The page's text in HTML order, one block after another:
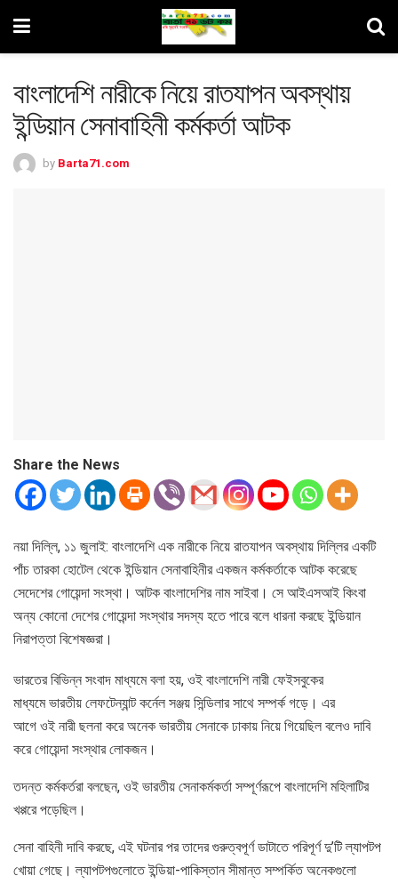
বাংলাদেশি নারীকে নিয়ে রাতযাপন অবস্থায়
ইন্ডিয়ান সেনাবাহিনী কর্মকর্তা আটক
by Barta71.com
Share the News
নয়া দিল্লি, ১১ জুলাই: বাংলাদেশি এক নারীকে নিয়ে রাতযাপন অবস্থায় দিল্লির একটি
পাঁচ তারকা হোটেল থেকে ইন্ডিয়ান সেনাবাহিনীর একজন কর্মকর্তাকে আটক করেছে
সেদেশের গোয়েন্দা সংস্থা। আটক বাংলাদেশির নাম সাইবা। সে আইএসআই কিংবা
অন্য কোনো দেশের গোয়েন্দা সংস্থার সদস্য হতে পারে বলে ধারনা করছে ইন্ডিয়ান
নিরাপত্তা বিশেষজ্ঞরা।
ভারতের বিভিন্ন সংবাদ মাধ্যমে বলা হয়, ওই বাংলাদেশি নারী ফেইসবুকের
মাধ্যমে ভারতীয় লেফটেন্যান্ট কর্নেল সঞ্জয় সিন্ডিলার সাথে সম্পর্ক গড়ে। এর
আগে ওই নারী ছলনা করে অনেক ভারতীয় সেনাকে ঢাকায় নিয়ে গিয়েছিল বলেও দাবি
করে গোয়েন্দা সংস্থার লোকজন।
তদন্ত কর্মকর্তরা বলছেন, ওই ভারতীয় সেনাকর্মকর্তা সম্পূর্ণরূপে বাংলাদেশি মহিলাটির
খপ্পরে পড়েছিল।
সেনা বাহিনী দাবি করছে, এই ঘটনার পর তাদের গুরুত্বপূর্ণ ডাটাতে পরিপূর্ণ দু’টি ল্যাপটপ
খোয়া গেছে। ল্যাপটপগুলোতে ইন্ডিয়া-পাকিস্তান সীমান্ত সম্পর্কিত অনেকগুলো